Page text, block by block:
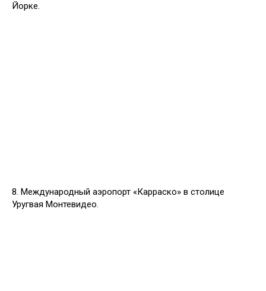
Йорке.
8. Международный аэропорт «Карраско» в столице
Уругвая Монтевидео.